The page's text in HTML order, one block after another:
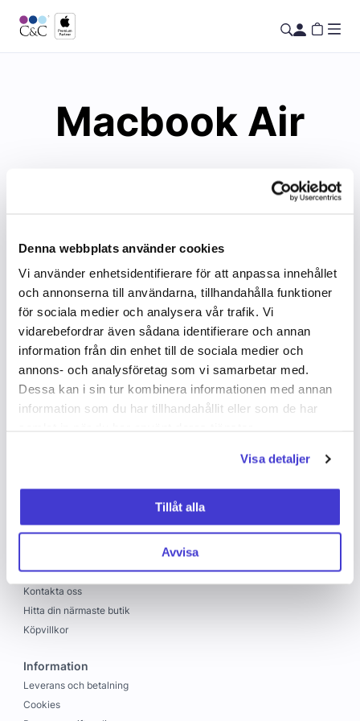
Denna webbplats använder cookies
Vi använder enhetsidentifierare för att anpassa innehållet
och annonserna till användarna, tillhandahålla funktioner
för sociala medier och analysera vår trafik. Vi
vidarebefordrar även sådana identifierare och annan
information från din enhet till de sociala medier och
annons- och analysföretag som vi samarbetar med.
Dessa kan i sin tur kombinera informationen med annan
information som du har tillhandahållit eller som de har
Visa detaljer
Tillåt alla
Avvisa
Macbook Air
Vendre
C&C
Jobba hos oss
Kontakta oss
Hitta din närmaste butik
Köpvillkor
Information
Leverans och betalning
Cookies